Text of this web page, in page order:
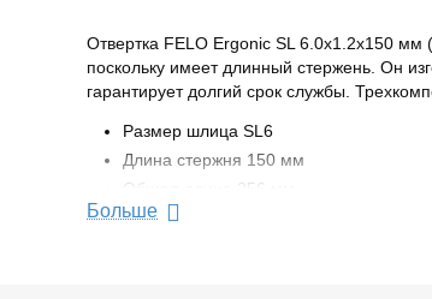
Отвертка FELO Ergonic SL 6.0х1.2х150
поскольку имеет длинный стержень. Он
гарантирует долгий срок службы.
Размер шлица SL6
Длина стержня 150 мм
Общая длина 256 мм
Материал рукояти: 3-х компонентный
Больше